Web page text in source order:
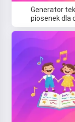
Generator
piosenek dla